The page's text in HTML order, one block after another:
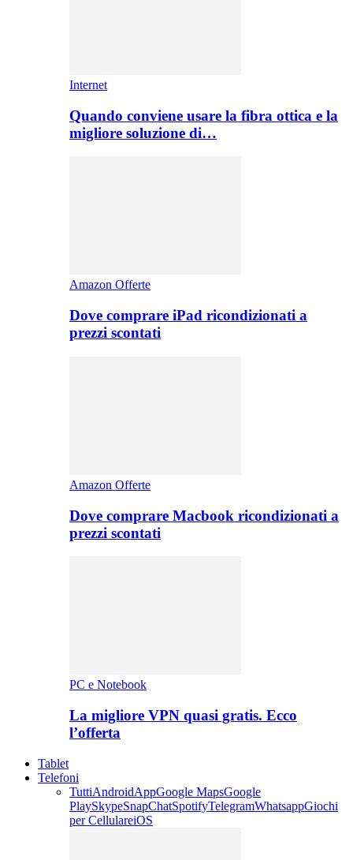
Internet
Quando conviene usare la fibra ottica e la
migliore soluzione di…
Amazon Offerte
Dove comprare iPad ricondizionati a
prezzi scontati
Amazon Offerte
Dove comprare Macbook ricondizionati a
prezzi scontati
PC e Notebook
La migliore VPN quasi gratis. Ecco
l’offerta
Tablet
Telefoni
TuttiAndroidAppGoogle MapsGoogle
PlaySkypeSnapChatSpotifyTelegramWhatsappGiochi
per CellulareiOS